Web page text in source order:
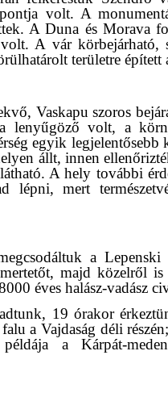
volt. A
A Duna és Morava
A vár körbejárható,
területre épített
Vaskapu szoros
lenyűgöző volt, a
egyik
állt, innen
A hely további
lépni, mert
a
majd közelről is
éves halász-vadász
19 órakor
a Vajdaság déli
a Kárpát-